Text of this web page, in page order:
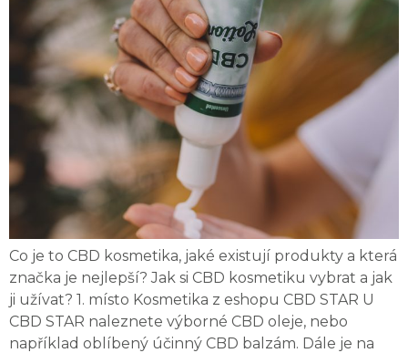
Co je to CBD kosmetika, jaké existují produkty a která
značka je nejlepší? Jak si CBD kosmetiku vybrat a jak
ji užívat? 1. místo Kosmetika z eshopu CBD STAR U
CBD STAR naleznete výborné CBD oleje, nebo
například oblíbený účinný CBD balzám. Dále je na